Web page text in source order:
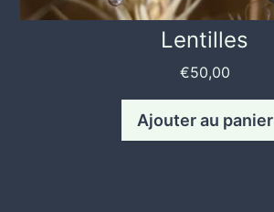
Lentilles
€50,00
Ajouter au panier